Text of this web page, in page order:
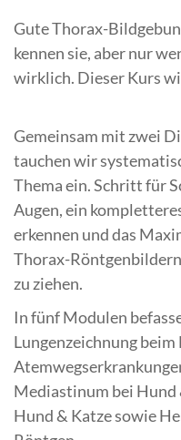
Gute Thorax-
kennen sie, aber nur
wirklich. Dieser Kurs
Gemeinsam mit zwei
tauchen wir
Thema ein. Schritt für
Augen, ein
erkennen und das
Thorax-
zu ziehen.
In fünf Modulen
Lungenzeichnung beim
Mediastinum bei Hund
Hund & Katze sowie